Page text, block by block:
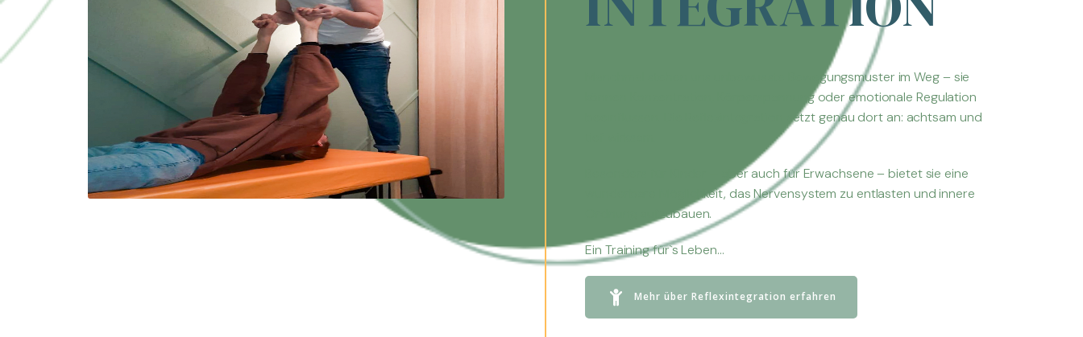
Manchmal stehen uns unbewusste Bewegungsmuster im Weg – sie
können Konzentration, Körperspannung oder emotionale Regulation
beeinflussen. Die Reflexintegration setzt genau dort an: achtsam und
Besonders für Kinder – aber auch für Erwachsene – bietet sie eine
wunderbare Möglichkeit, das Nervensystem zu entlasten und innere
Ordnung aufzubauen.
Ein Training für`s Leben…
Mehr über Reflexintegration erfahren